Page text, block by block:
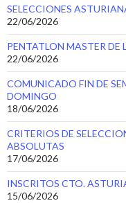
SELECCIONES
22/06/2026
PENTATLON MASTER DE
22/06/2026
COMUNICADO FIN DE
DOMINGO
18/06/2026
CRITERIOS DE
ABSOLUTAS
17/06/2026
INSCRITOS CTO.
15/06/2026